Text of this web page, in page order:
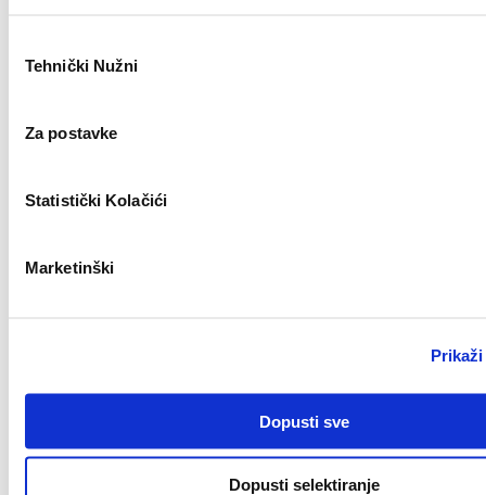
pristanka
Tehnički Nužni
Za postavke
Statistički Kolačići
Marketinški
Dopusti sve
Dopusti selektiranje
Zagreb
Split